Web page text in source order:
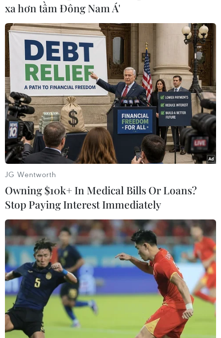
trường hợp nào dương tính./.
(TTXVN/Vietnam+)
xa hơn tầm Đông Nam Á'
JG Wentworth
Owning $10k+ In Medical Bills Or Loans?
Stop Paying Interest Immediately